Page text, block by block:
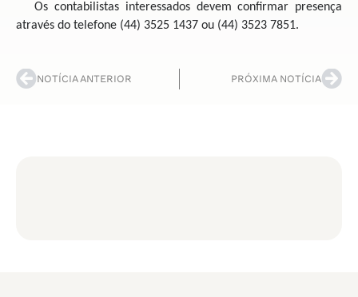
Os contabilistas interessados devem confirmar presença
através do telefone (44) 3525 1437 ou (44) 3523 7851.
NOTÍCIA ANTERIOR PRÓXIMA NOTÍCIA